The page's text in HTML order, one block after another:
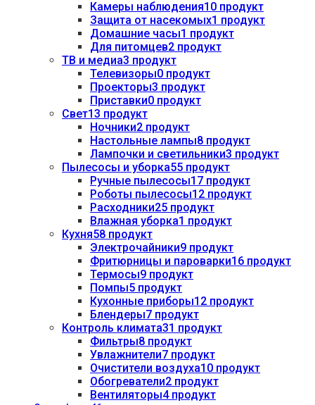
Камеры наблюдения10 продукт
Защита от насекомых1 продукт
Домашние часы1 продукт
Для питомцев2 продукт
ТВ и медиа3 продукт
Телевизоры0 продукт
Проекторы3 продукт
Приставки0 продукт
Свет13 продукт
Ночники2 продукт
Настольные лампы8 продукт
Лампочки и светильники3 продукт
Пылесосы и уборка55 продукт
Ручные пылесосы17 продукт
Роботы пылесосы12 продукт
Расходники25 продукт
Влажная уборка1 продукт
Кухня58 продукт
Электрочайники9 продукт
Фритюрницы и пароварки16 продукт
Термосы9 продукт
Помпы5 продукт
Кухонные приборы12 продукт
Блендеры7 продукт
Контроль климата31 продукт
Фильтры8 продукт
Увлажнители7 продукт
Очистители воздуха10 продукт
Обогреватели2 продукт
Вентиляторы4 продукт